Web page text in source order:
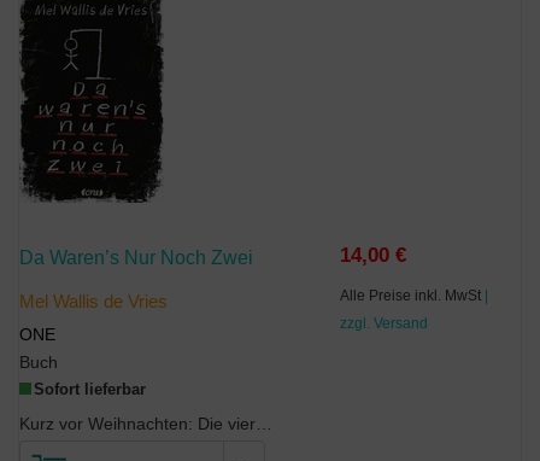
Da Waren’s Nur Noch Zwei
Mel Wallis de Vries
ONE
Buch
Sofort lieferbar
14,00 €
Alle Preise inkl. MwSt |
zzgl. Versand